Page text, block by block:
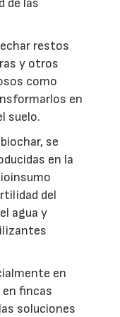
de las
restos
y otros
como
en
suelo.
se
en la
del
agua y
en
fincas
soluciones